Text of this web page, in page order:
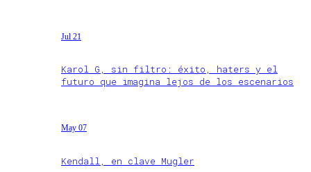
Jul 21
Karol G, sin filtro: éxito, haters y el
futuro que imagina lejos de los escenarios
May 07
Kendall, en clave Mugler